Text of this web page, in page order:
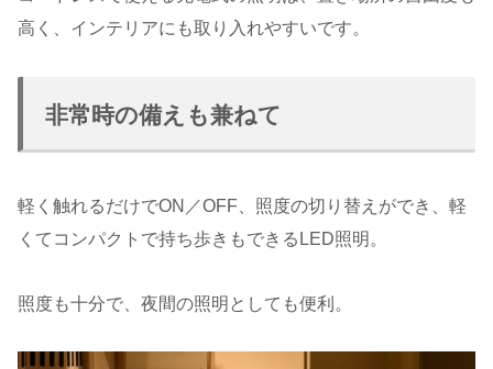
高く、インテリアにも取り入れやすいです。
非常時の備えも兼ねて
軽く触れるだけでON／OFF、照度の切り替えができ、軽
くてコンパクトで持ち歩きもできるLED照明。
照度も十分で、夜間の照明としても便利。